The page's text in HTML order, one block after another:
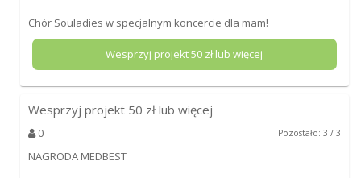
Chór Souladies w specjalnym koncercie dla mam!
Wesprzyj projekt50 zł lub więcej
Wesprzyj projekt 50 zł lub więcej
0 Pozostało: 3 / 3
NAGRODA MEDBEST